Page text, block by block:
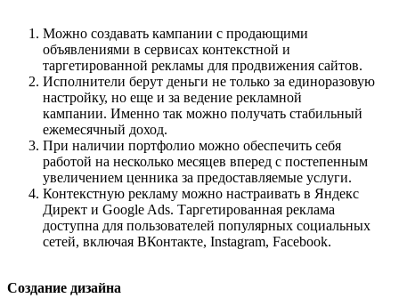
Можно создавать кампании с продающими
объявлениями в сервисах контекстной и
таргетированной рекламы для продвижения сайтов.
Исполнители берут деньги не только за единоразовую
настройку, но еще и за ведение рекламной
кампании. Именно так можно получать стабильный
ежемесячный доход.
При наличии портфолио можно обеспечить себя
работой на несколько месяцев вперед с постепенным
увеличением ценника за предоставляемые услуги.
Контекстную рекламу можно настраивать в Яндекс
Директ и Google Ads. Таргетированная реклама
доступна для пользователей популярных социальных
сетей, включая ВКонтакте, Instagram, Facebook.
Создание дизайна